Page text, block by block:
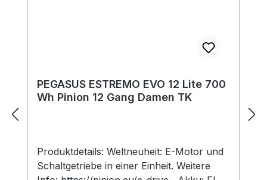
PEGASUS ESTREMO EVO 12 Lite 700
Wh Pinion 12 Gang Damen TK
Produktdetails: Weltneuheit: E-Motor und
Schaltgetriebe in einer Einheit. Weitere